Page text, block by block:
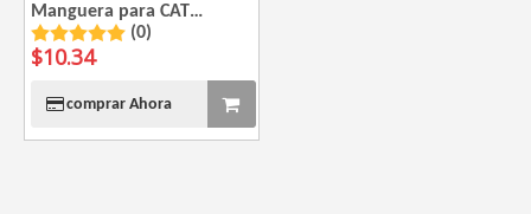
Manguera para CAT
G3520C
(0)
$10.34
comprar Ahora
Recientemente, el generador de Biogás Jenbacher